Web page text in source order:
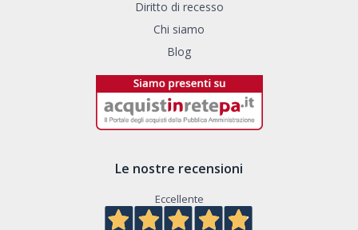
Diritto di recesso
Chi siamo
Blog
Le nostre recensioni
Eccellente